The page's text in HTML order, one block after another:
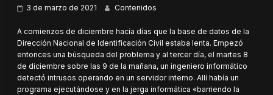
3 de marzo de 2021 Contenidos
A comienzos de diciembre hacía días que la base de datos de la
Dirección Nacional de Identificación Civil estaba lenta. Empezó
entonces una búsqueda del problema y al tercer día, el martes 8
de diciembre sobre las 9 de la mañana, un ingeniero informático
detectó intrusos operando en un servidor interno. Allí había un
programa ejecutándose y en la jerga informática «barriendo la